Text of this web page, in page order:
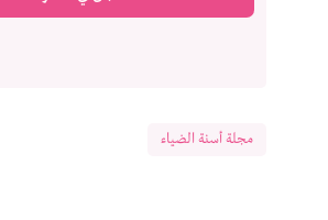
مجلة أسنة الضياء